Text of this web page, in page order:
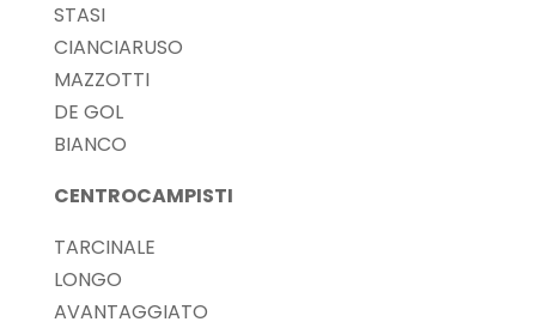
STASI
CIANCIARUSO
MAZZOTTI
DE GOL
BIANCO
CENTROCAMPISTI
TARCINALE
LONGO
AVANTAGGIATO